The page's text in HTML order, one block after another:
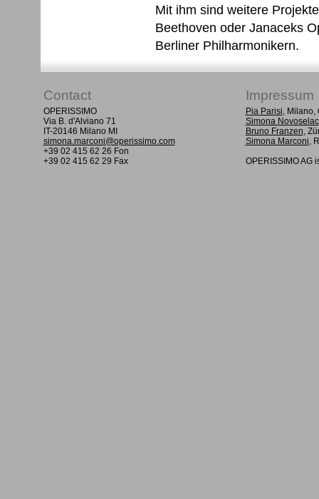
Mit ihm sind weitere
Beethoven oder Janaceks
Berliner Philharmonikern.
Contact Impressum
OPERISSIMO
Via B. d'Alviano 71
IT-20146 Milano MI
simona.marconi@operissimo.com
+39 02 415 62 26 Fon
+39 02 415 62 29 Fax
Pia Parisi, Milano,
Simona Novoselac
Bruno Franzen,
Simona Marconi,
OPERISSIMO AG